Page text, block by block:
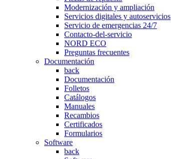
Modernización y ampliación
Servicios digitales y autoservicios
Servicio de emergencias 24/7
Contacto-del-servicio
NORD ECO
Preguntas frecuentes
Documentación
back
Documentación
Folletos
Catálogos
Manuales
Recambios
Certificados
Formularios
Software
back